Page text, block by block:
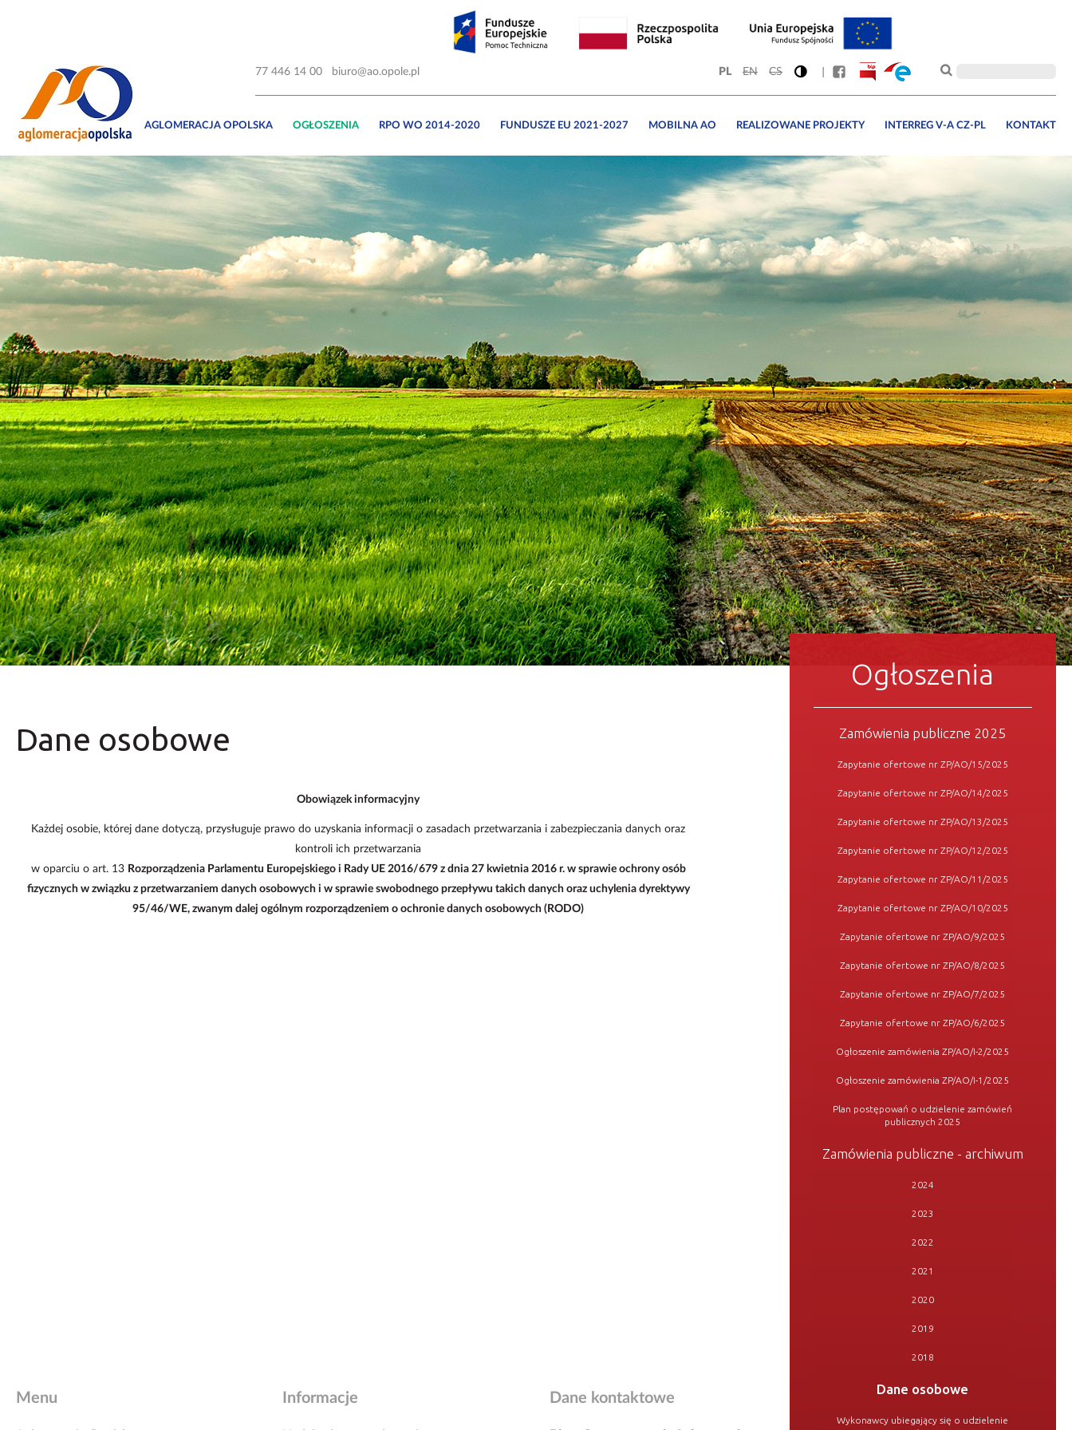
77 446 14 00 biuro@ao.opole.pl PL EN CS
AGLOMERACJA OPOLSKA OGŁOSZENIA RPO WO 2014-2020 FUNDUSZE EU 2021-2027 MOBILNA AO REALIZOWANE PROJEKTY INTERREG V-A CZ-PL KONTAKT
Ogłoszenia
Zamówienia publiczne 2025
Zapytanie ofertowe nr ZP/AO/15/2025
Zapytanie ofertowe nr ZP/AO/14/2025
Zapytanie ofertowe nr ZP/AO/13/2025
Zapytanie ofertowe nr ZP/AO/12/2025
Zapytanie ofertowe nr ZP/AO/11/2025
Zapytanie ofertowe nr ZP/AO/10/2025
Zapytanie ofertowe nr ZP/AO/9/2025
Zapytanie ofertowe nr ZP/AO/8/2025
Zapytanie ofertowe nr ZP/AO/7/2025
Zapytanie ofertowe nr ZP/AO/6/2025
Ogłoszenie zamówienia ZP/AO/I-2/2025
Ogłoszenie zamówienia ZP/AO/I-1/2025
Plan postępowań o udzielenie zamówień
publicznych 2025
Zamówienia publiczne - archiwum
2024
2023
2022
2021
2020
2019
2018
Dane osobowe
Wykonawcy ubiegający się o udzielenie
Dane osobowe
Obowiązek informacyjny
Każdej osobie, której dane dotyczą, przysługuje prawo do uzyskania informacji o zasadach przetwarzania i zabezpieczania danych oraz
kontroli ich przetwarzania
w oparciu o art. 13 Rozporządzenia Parlamentu Europejskiego i Rady UE 2016/679 z dnia 27 kwietnia 2016 r. w sprawie ochrony osób
fizycznych w związku z przetwarzaniem danych osobowych i w sprawie swobodnego przepływu takich danych oraz uchylenia dyrektywy
95/46/WE, zwanym dalej ogólnym rozporządzeniem o ochronie danych osobowych (RODO)
Menu Informacje Dane kontaktowe